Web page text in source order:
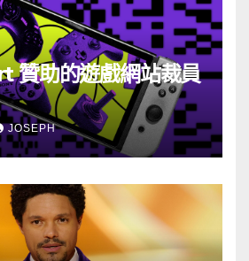
贊助的遊戲網站裁員
JOSEPH